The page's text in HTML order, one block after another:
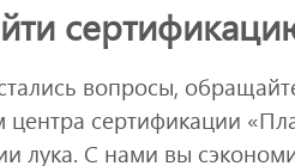
вопросы,
центра сертификации
лука. С нами вы